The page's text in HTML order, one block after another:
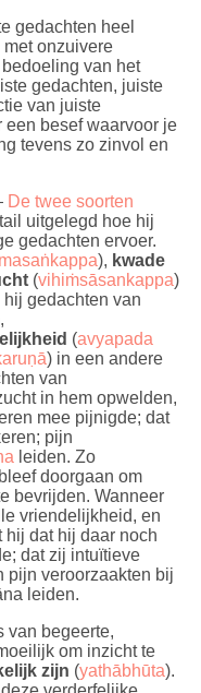
intentieswe
die gepaard
en mentaal),
van dat
maken). Er
neutraal' zijn
de wil (cetanā).
de wil, de
(de daad). Dit
noemen. Dit is
is hetgeen dat
kammam
te willen de
met de spraak, of
A06-063
dat wij
instantie is er
heeft zeer
en
is om er kennis
maar
gaat dan een
heeft namelijk
is met en
gevormde
hindernis voor het
. We kunnen ergens
is het niet. Een
zonder dat
gedachten heel
onzuivere
van het
gedachten, juiste
van juiste
besef waarvoor je
tevens zo zinvol en
De twee soorten
uitgelegd hoe hij
gedachten ervoer.
), kwade
(vihiṁsāsankappa)
gedachten van
(avyapada
) in een andere
van
in hem opwelden,
mee pijnigde; dat
pijn
leiden. Zo
doorgaan om
bevrijden. Wanneer
vriendelijkheid, en
dat hij daar noch
dat zij intuïtieve
pijn veroorzaakten bij
leiden.
van begeerte,
om inzicht te
zijn (yathābhūta).